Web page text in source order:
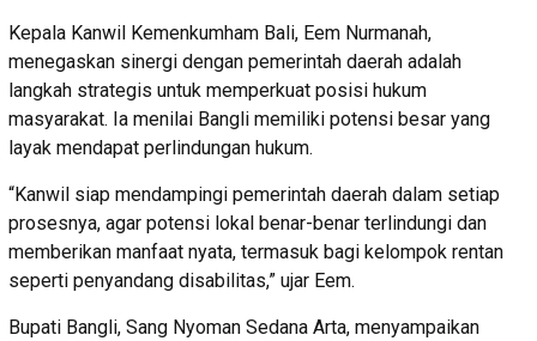
Kepala Kanwil Kemenkumham Bali, Eem Nurmanah,
menegaskan sinergi dengan pemerintah daerah adalah
langkah strategis untuk memperkuat posisi hukum
masyarakat. Ia menilai Bangli memiliki potensi besar yang
layak mendapat perlindungan hukum.
“Kanwil siap mendampingi pemerintah daerah dalam setiap
prosesnya, agar potensi lokal benar-benar terlindungi dan
memberikan manfaat nyata, termasuk bagi kelompok rentan
seperti penyandang disabilitas,” ujar Eem.
Bupati Bangli, Sang Nyoman Sedana Arta, menyampaikan